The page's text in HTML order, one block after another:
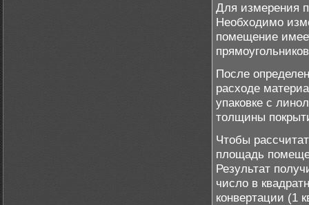
Для измерения
Необходимо
помещение
После
расходе
упаковке с
толщины
Чтобы
площадь
Результат
число в
конвертации (1